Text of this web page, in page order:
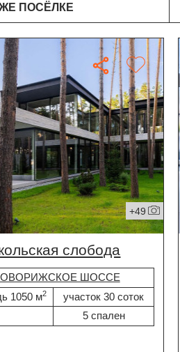
ПОСЁЛКЕ
+49
слобода
ШОССЕ
1050 м2
участок 30 соток
5 спален